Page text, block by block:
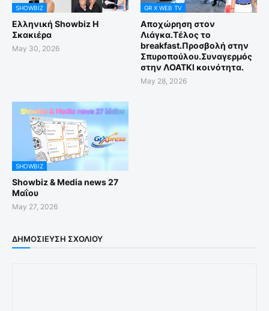
SHOWBIZ
Ελληνική Showbiz Η
Σκακιέρα
May 30, 2026
GR X WEB TV
Αποχώρηση στον
Λιάγκα.Τέλος το
breakfast.Προσβολή στην
Σπυροπούλου.Συναγερμός
στην ΛΟΑΤΚΙ κοινότητα.
May 28, 2026
SHOWBIZ
Showbiz & Media news 27
Μαΐου
May 27, 2026
ΔΗΜΟΣΊΕΥΣΗ ΣΧΟΛΊΟΥ